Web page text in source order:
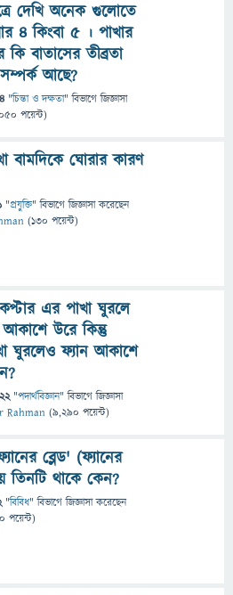
দেখি অনেক গুলোতে
৪ কিংবা ৫ । পাখার
বাতাসের তীব্রতা
আছে?
"চিন্তা ও দক্ষতা" বিভাগে জিজ্ঞাসা
পয়েন্ট)
বামদিকে ঘোরার কারণ
"প্রযুক্তি" বিভাগে জিজ্ঞাসাকরেছেন
(130 পয়েন্ট)
এর পাখা ঘুরলে
আকাশে উরে কিন্তু
ঘুরলেও ফ্যান আকাশে
"পদার্থবিজ্ঞান" বিভাগে জিজ্ঞাসা
Rahman (9,290 পয়েন্ট)
ব্লেড' (ফ্যানের
তিনটি থাকে কেন?
"বিবিধ" বিভাগে জিজ্ঞাসাকরেছেন
পয়েন্ট)